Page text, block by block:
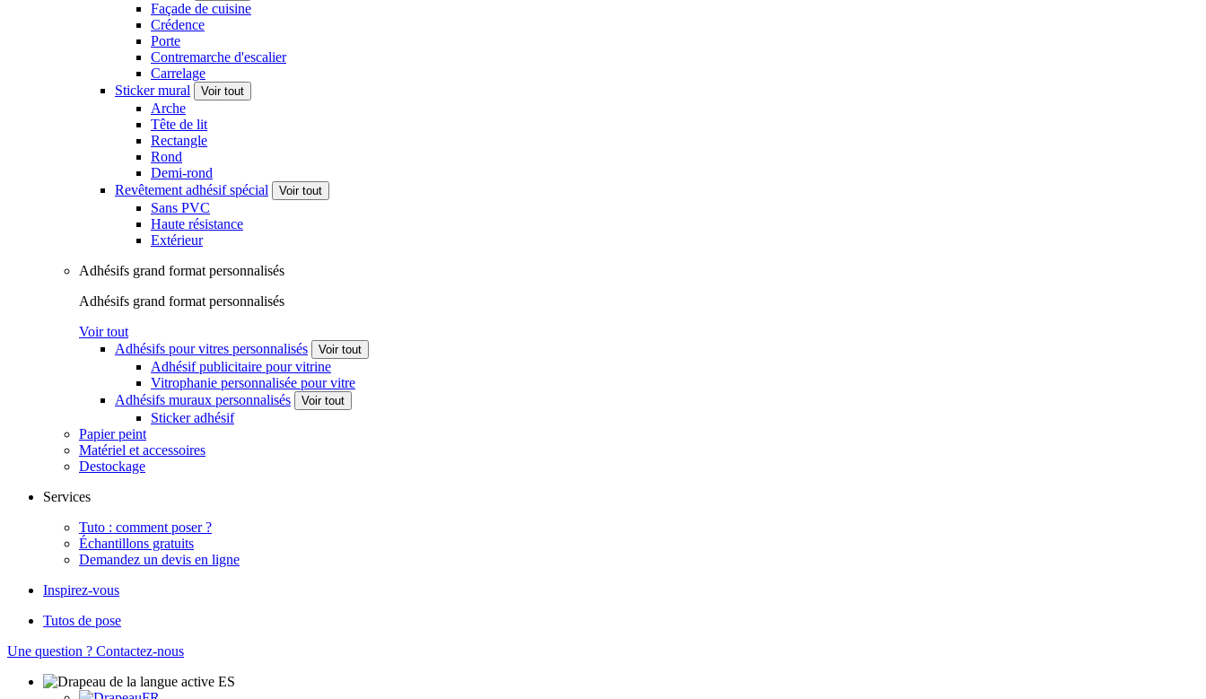
Façade de cuisine
Crédence
Porte
Contremarche d'escalier
Carrelage
Sticker mural
Voir tout
Arche
Tête de lit
Rectangle
Rond
Demi-rond
Revêtement adhésif spécial
Voir tout
Sans PVC
Haute résistance
Extérieur
Adhésifs grand format personnalisés
Adhésifs grand format personnalisés
Voir tout
Adhésifs pour vitres personnalisés
Voir tout
Adhésif publicitaire pour vitrine
Vitrophanie personnalisée pour vitre
Adhésifs muraux personnalisés
Voir tout
Sticker adhésif
Papier peint
Matériel et accessoires
Destockage
Services
Tuto : comment poser ?
Échantillons gratuits
Demandez un devis en ligne
Inspirez-vous
Tutos de pose
Une question ? Contactez-nous
ES